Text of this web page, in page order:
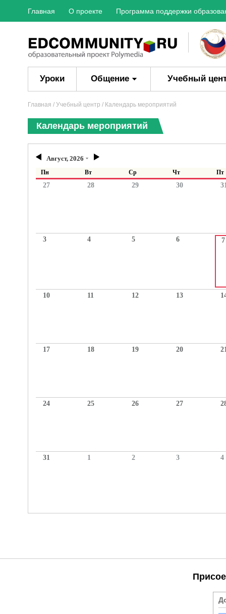
Главная О проекте Программа поддержки
Уроки Общение Учебный
Главная / Учебный центр / Календарь мероприятий
Календарь мероприятий
Август, 2026
Пн Вт Ср Чт Пт
27 28 29 30
3 4 5 6 7
10 11 12 13
17 18 19 20
24 25 26 27
31 1 2 3 4